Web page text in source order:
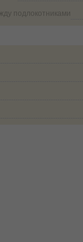
подлокотниками